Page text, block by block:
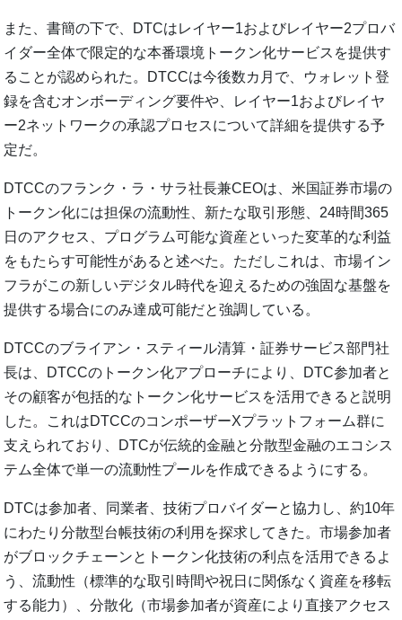
また、書簡の下で、DTCはレイヤー1およびレイヤー2プロバ
イダー全体で限定的な本番環境トークン化サービスを提供す
ることが認められた。DTCCは今後数カ月で、ウォレット登
録を含むオンボーディング要件や、レイヤー1およびレイヤ
ー2ネットワークの承認プロセスについて詳細を提供する予
定だ。
DTCCのフランク・ラ・サラ社長兼CEOは、米国証券市場の
トークン化には担保の流動性、新たな取引形態、24時間365
日のアクセス、プログラム可能な資産といった変革的な利益
をもたらす可能性があると述べた。ただしこれは、市場イン
フラがこの新しいデジタル時代を迎えるための強固な基盤を
提供する場合にのみ達成可能だと強調している。
DTCCのブライアン・スティール清算・証券サービス部門社
長は、DTCCのトークン化アプローチにより、DTC参加者と
その顧客が包括的なトークン化サービスを活用できると説明
した。これはDTCCのコンポーザーXプラットフォーム群に
支えられており、DTCが伝統的金融と分散型金融のエコシス
テム全体で単一の流動性プールを作成できるようにする。
DTCは参加者、同業者、技術プロバイダーと協力し、約10年
にわたり分散型台帳技術の利用を探求してきた。市場参加者
がブロックチェーンとトークン化技術の利点を活用できるよ
う、流動性（標準的な取引時間や祝日に関係なく資産を移転
する能力）、分散化（市場参加者が資産により直接アクセス